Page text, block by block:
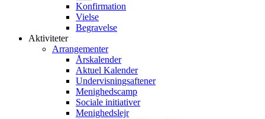
Konfirmation
Vielse
Begravelse
Aktiviteter
Arrangementer
Årskalender
Aktuel Kalender
Undervisningsaftener
Menighedscamp
Sociale initiativer
Menighedslejr